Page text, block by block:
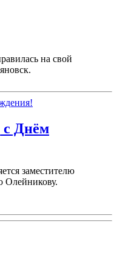
на свой
с Днём
заместителю